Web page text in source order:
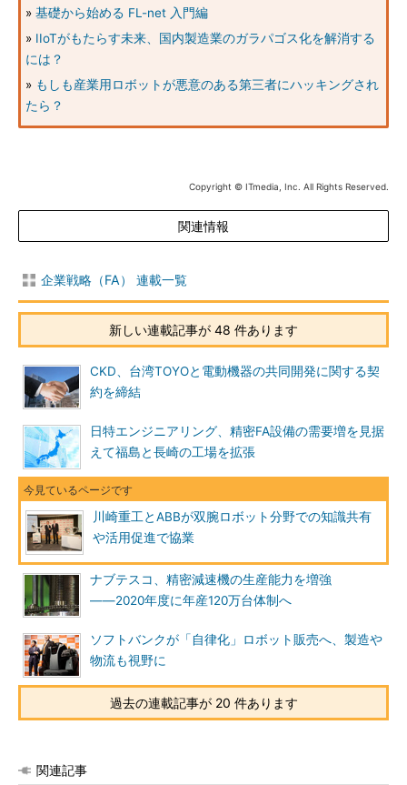
» 基礎から始める FL-net 入門編
» IIoTがもたらす未来、国内製造業のガラパゴス化を解消する
には？
» もしも産業用ロボットが悪意のある第三者にハッキングされ
たら？
Copyright © ITmedia, Inc. All Rights Reserved.
関連情報
企業戦略（FA） 連載一覧
新しい連載記事が 48 件あります
CKD、台湾TOYOと電動機器の共同開発に関する契
約を締結
日特エンジニアリング、精密FA設備の需要増を見据
えて福島と長崎の工場を拡張
川崎重工とABBが双腕ロボット分野での知識共有
や活用促進で協業
ナブテスコ、精密減速機の生産能力を増強
――2020年度に年産120万台体制へ
ソフトバンクが「自律化」ロボット販売へ、製造や
物流も視野に
過去の連載記事が 20 件あります
関連記事